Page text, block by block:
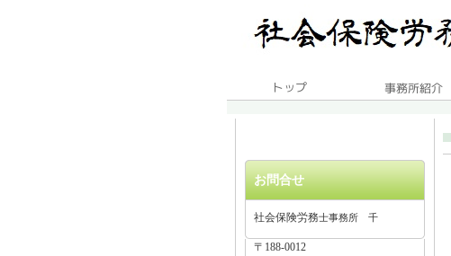
お問合せ
社会保険労務士事務所 千
〒188-0012